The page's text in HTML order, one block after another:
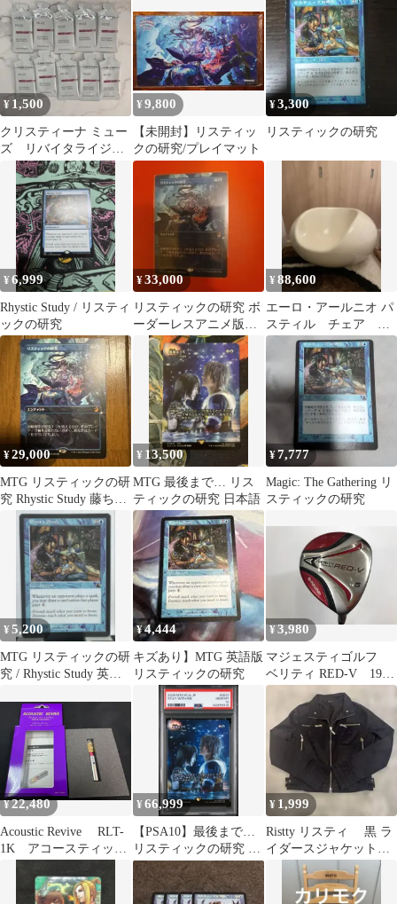
個セット
¥ 1,500
クリスティーナ ミュー
ズ リバイタライジン
グ ナイトクリーム
3ml サンプル
¥9,800
【未開封】リスティッ
クの研究/プレイマット
¥3,300
リスティックの研究
¥6,999
Rhystic Study / リスティ
ックの研究
¥33,000
​リスティックの研究 ボ
ーダーレスアニメ版イ
ラスト 日本語 1枚
¥88,600
エーロ・アールニオ パ
スティル チェア リ
プロダクト スペース
エイジ
¥29,000
MTG リスティックの研
究 Rhystic Study 藤ちょ
こ 日本語
¥ 13,500
MTG 最後まで… リス
ティックの研究 日本語
¥7,777
Magic: The Gathering リ
スティックの研究
¥5,200
MTG リスティックの研
究 / Rhystic Study 英語
¥4,444
キズあり】MTG 英語版
リスティックの研究
¥3,980
マジェスティゴルフ
ベリティ RED-V 19
度 ベリティ RED-V
Sフレックス フェアウ
ェイウッド 中古【最
短即日発送】
¥22,480
Acoustic Revive RLT-
1K アコースティック
¥66,999
【PSA10】最後まで…
リスティックの研究 日
本語版 FCA #0031
¥ 1,999
Ristty リスティ 黒 ラ
イダースジャケット
ナイロンジャケット